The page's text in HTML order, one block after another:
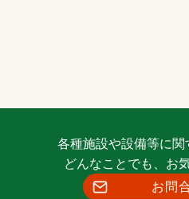
各種施設や設備等に
どんなことでも、お
お問